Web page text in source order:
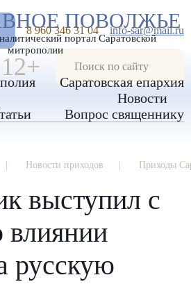
ШРИФТА А А А
ПОВОЛЖЬЕ
портал Саратовской
митрополии
8 960 346 31 04 info-sar@mail.ru
12+
Саратовская епархия
Новости
Вопрос священнику
Новости приходов Приходы
выступил с
влиянии
русскую